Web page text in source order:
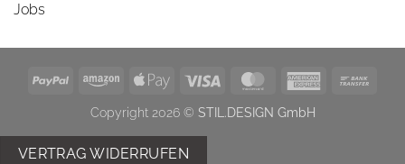
Jobs
PayPal Amazon Apple
Visa MasterCardAmerican
Copyright 2026 © STIL.DESIGN GmbH
VERTRAG WIDERRUFEN